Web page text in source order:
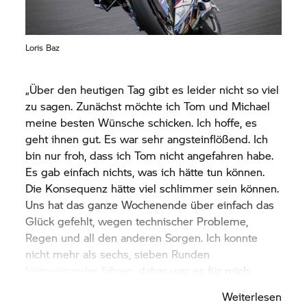
Loris Baz
„Über den heutigen Tag gibt es leider nicht so viel
zu sagen. Zunächst möchte ich Tom und Michael
meine besten Wünsche schicken. Ich hoffe, es
geht ihnen gut. Es war sehr angsteinflößend. Ich
bin nur froh, dass ich Tom nicht angefahren habe.
Es gab einfach nichts, was ich hätte tun können.
Die Konsequenz hätte viel schlimmer sein können.
Uns hat das ganze Wochenende über einfach das
Glück gefehlt, wegen technischer Probleme,
Regen und all den anderen Sorgen. Ich konnte
nicht mehr als sechs, sieben Runden
hintereinander fahren, daher war es für mich
Gefühl, ich würde hinterherlaufen. Ich habe das
Weiterlesen